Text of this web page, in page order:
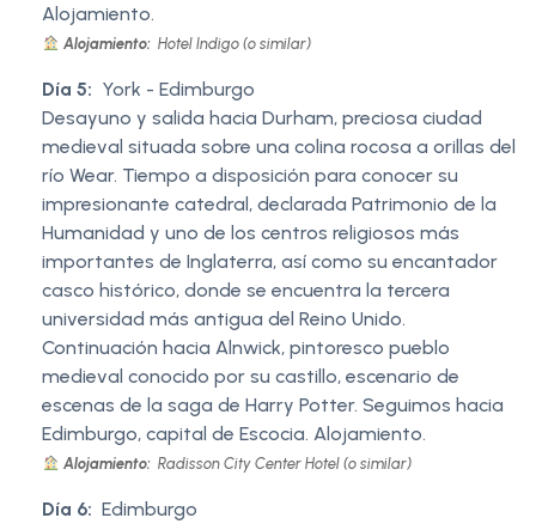
Alojamiento.
Alojamiento: Hotel Indigo (o similar)
Día 5: York - Edimburgo
Desayuno y salida hacia Durham, preciosa ciudad
medieval situada sobre una colina rocosa a orillas del
río Wear. Tiempo a disposición para conocer su
impresionante catedral, declarada Patrimonio de la
Humanidad y uno de los centros religiosos más
importantes de Inglaterra, así como su encantador
casco histórico, donde se encuentra la tercera
universidad más antigua del Reino Unido.
Continuación hacia Alnwick, pintoresco pueblo
medieval conocido por su castillo, escenario de
escenas de la saga de Harry Potter. Seguimos hacia
Edimburgo, capital de Escocia. Alojamiento.
Alojamiento: Radisson City Center Hotel (o similar)
Día 6: Edimburgo